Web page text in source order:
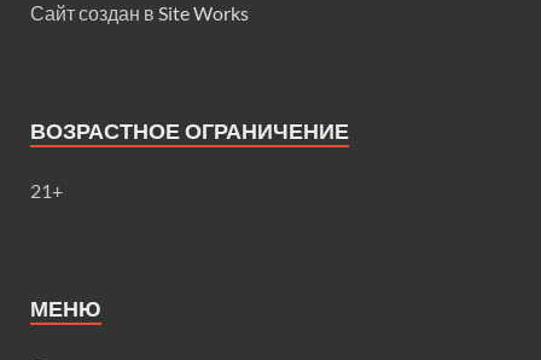
Сайт создан в Site Works
ВОЗРАСТНОЕ ОГРАНИЧЕНИЕ
21+
МЕНЮ